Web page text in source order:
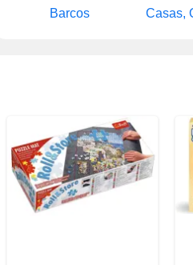
Barcos Casas,